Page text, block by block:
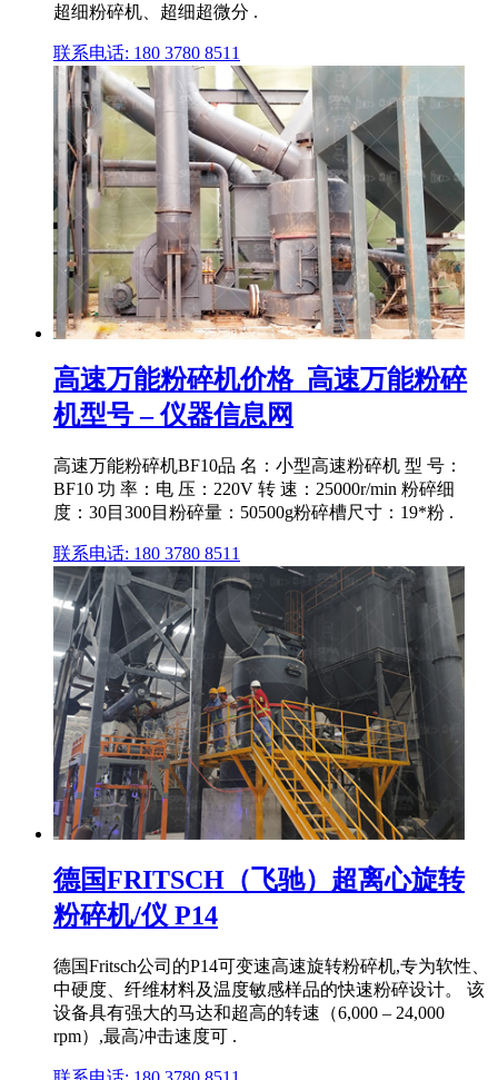
超细粉碎机、超细超微分 .
联系电话: 180 3780 8511
高速万能粉碎机价格_高速万能粉碎
机型号 – 仪器信息网
高速万能粉碎机BF10品 名：小型高速粉碎机 型 号：
BF10 功 率：电 压：220V 转 速：25000r/min 粉碎细
度：30目300目粉碎量：50500g粉碎槽尺寸：19*粉 .
联系电话: 180 3780 8511
德国FRITSCH（飞驰）超离心旋转
粉碎机/仪 P14
德国Fritsch公司的P14可变速高速旋转粉碎机,专为软性、
中硬度、纤维材料及温度敏感样品的快速粉碎设计。 该
设备具有强大的马达和超高的转速（6,000 – 24,000
rpm）,最高冲击速度可 .